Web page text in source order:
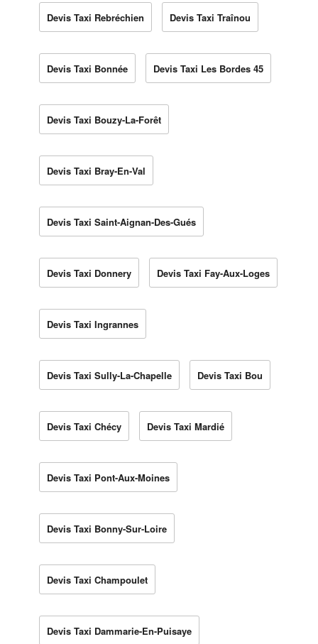
Devis Taxi Rebréchien Devis Taxi Traînou
Devis Taxi Bonnée Devis Taxi Les Bordes 45
Devis Taxi Bouzy-La-Forêt
Devis Taxi Bray-En-Val
Devis Taxi Saint-Aignan-Des-Gués
Devis Taxi Donnery Devis Taxi Fay-Aux-Loges
Devis Taxi Ingrannes
Devis Taxi Sully-La-Chapelle Devis Taxi Bou
Devis Taxi Chécy Devis Taxi Mardié
Devis Taxi Pont-Aux-Moines
Devis Taxi Bonny-Sur-Loire
Devis Taxi Champoulet
Devis Taxi Dammarie-En-Puisaye